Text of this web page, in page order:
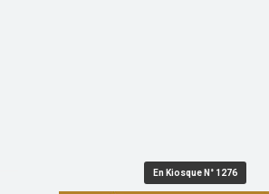
En Kiosque N° 1276